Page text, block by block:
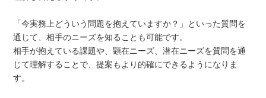
「今実務上どういう問題を抱えていますか？」といった質問を
通じて、相手のニーズを知ることも可能です。
相手が抱えている課題や、顕在ニーズ、潜在ニーズを質問を通
じて理解することで、提案もより的確にできるようになりま
す。